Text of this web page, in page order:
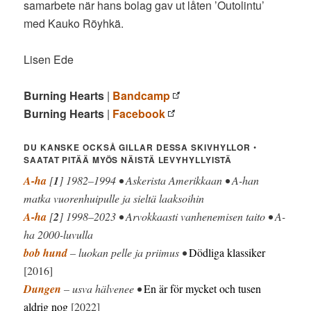
samarbete när hans bolag gav ut låten ’Outolintu’
med Kauko Röyhkä.
Lisen Ede
Burning Hearts | Bandcamp
Burning Hearts | Facebook
DU KANSKE OCKSÅ GILLAR DESSA SKIVHYLLOR •
SAATAT PITÄÄ MYÖS NÄISTÄ LEVYHYLLYISTÄ
A-ha [1] 1982–1994 • Askerista Amerikkaan • A-han
matka vuorenhuipulle ja sieltä laaksoihin
A-ha [2] 1998–2023 • Arvokkaasti vanhenemisen taito • A-
ha 2000-luvulla
bob hund– luokan pelle ja priimus •Dödliga klassiker
[2016]
Dungen – usva hälvenee •En är för mycket och tusen
aldrig nog [2022]